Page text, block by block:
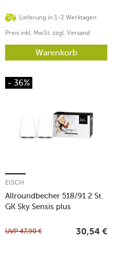
Lieferung in 1-2 Werktagen
Preis inkl. MwSt. zzgl. Versand
Warenkorb
- 36%
Allroundbecher 518/91 2 St.
GK Sky Sensis plus
EISCH
UVP47,90 € 30,54 €